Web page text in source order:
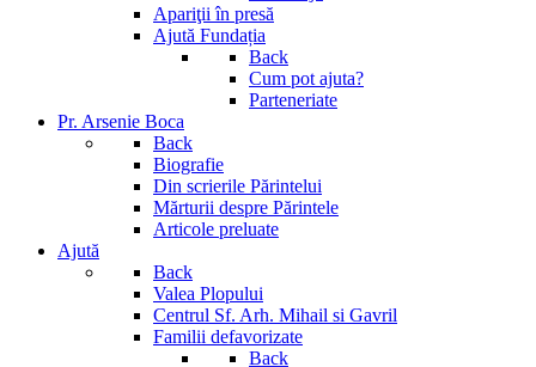
Apariţii în presă
Ajută Fundația
Back
Cum pot ajuta?
Parteneriate
Pr. Arsenie Boca
Back
Biografie
Din scrierile Părintelui
Mărturii despre Părintele
Articole preluate
Ajută
Back
Valea Plopului
Centrul Sf. Arh. Mihail si Gavril
Familii defavorizate
Back